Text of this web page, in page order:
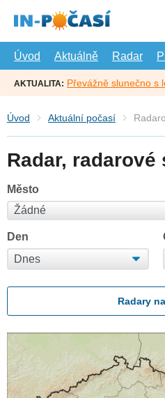
hlavní
Úvod
Aktuálně Radar
AKTUALITA: Převážně slunečno s
Úvod Aktuální počasí
Radar, radarové
Město
Den
Radary